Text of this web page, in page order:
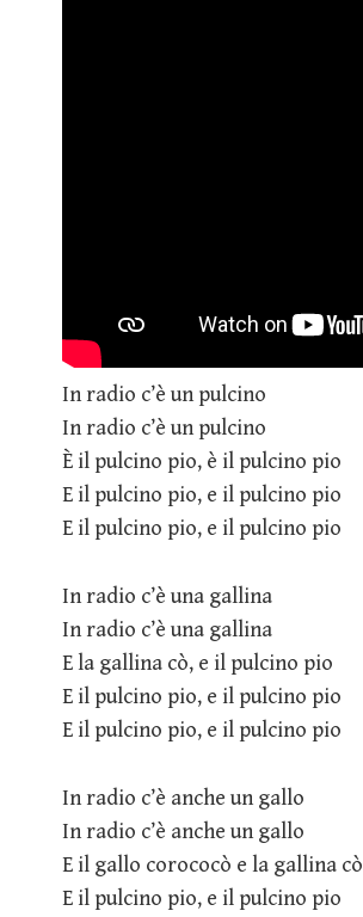
In radio c’è un pulcino
In radio c’è un pulcino
È il pulcino pio, è il pulcino pio
E il pulcino pio, e il pulcino pio
E il pulcino pio, e il pulcino pio
In radio c’è una gallina
In radio c’è una gallina
E la gallina cò, e il pulcino pio
E il pulcino pio, e il pulcino pio
E il pulcino pio, e il pulcino pio
In radio c’è anche un gallo
In radio c’è anche un gallo
E il gallo corococò e la gallina cò
E il pulcino pio, e il pulcino pio